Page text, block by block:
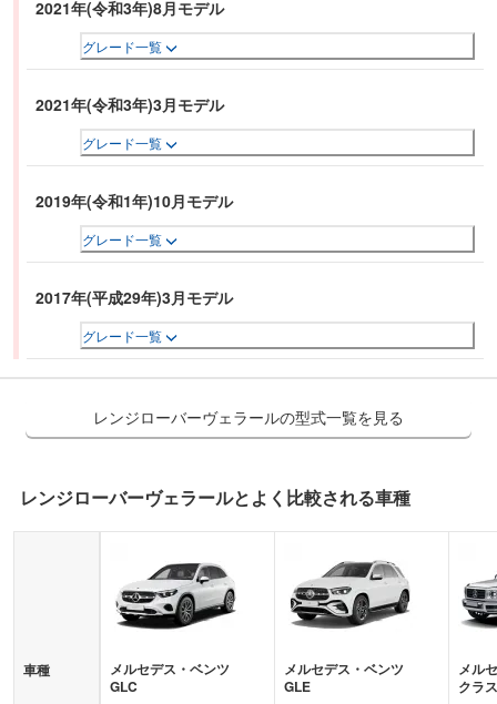
2021年(令和3年)8月モデル
グレード一覧
2021年(令和3年)3月モデル
グレード一覧
2019年(令和1年)10月モデル
グレード一覧
2017年(平成29年)3月モデル
グレード一覧
レンジローバーヴェラールの型式一覧を見る
レンジローバーヴェラールとよく比較される車種
車種
メルセデス・ベンツ
GLC
メルセデス・ベンツ
GLE
メル
クラス